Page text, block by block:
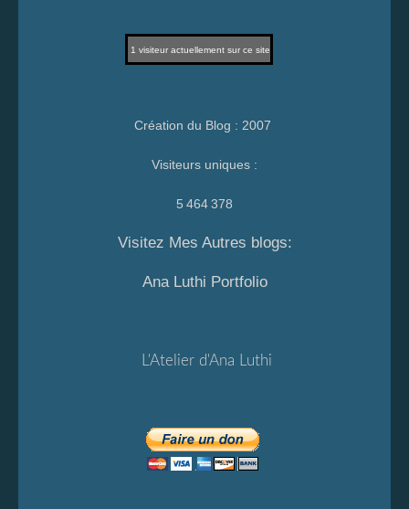
1 visiteur actuellement sur ce site
Création du Blog : 2007
Visiteurs uniques :
5 464 378
Visitez Mes Autres blogs:
Ana Luthi Portfolio
L'Atelier d'Ana Luthi